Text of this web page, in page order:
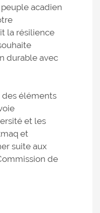
acadien
la résilience
durable avec
des éléments
et les
et
suite aux
de